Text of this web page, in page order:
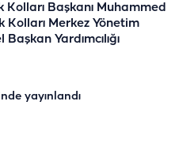
Kolları Başkanı Muhammed
Kolları Merkez Yönetim
Yardımcılığı
yayınlandı